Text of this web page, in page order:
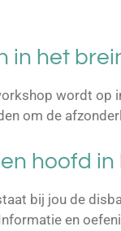
in het
wordt op
om de
hoofd
bij jou de
en